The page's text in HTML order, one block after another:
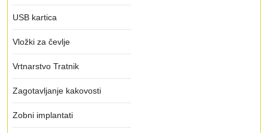
USB kartica
Vložki za čevlje
Vrtnarstvo Tratnik
Zagotavljanje kakovosti
Zobni implantati